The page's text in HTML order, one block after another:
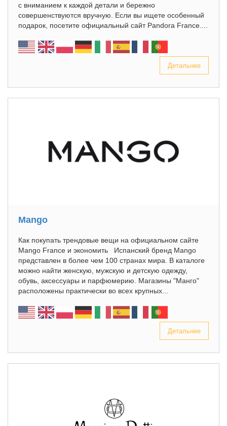
с вниманием к каждой детали и бережно
совершенствуются вручную. Если вы ищете особенный
подарок, посетите официальный сайт Pandora France....
Детальнее
Mango
Как покупать трендовые вещи на официальном сайте
Mango France и экономить Испанский бренд Mango
представлен в более чем 100 странах мира. В каталоге
можно найти женскую, мужскую и детскую одежду,
обувь, аксессуары и парфюмерию. Магазины "Манго"
расположены практически во всех крупных...
Детальнее